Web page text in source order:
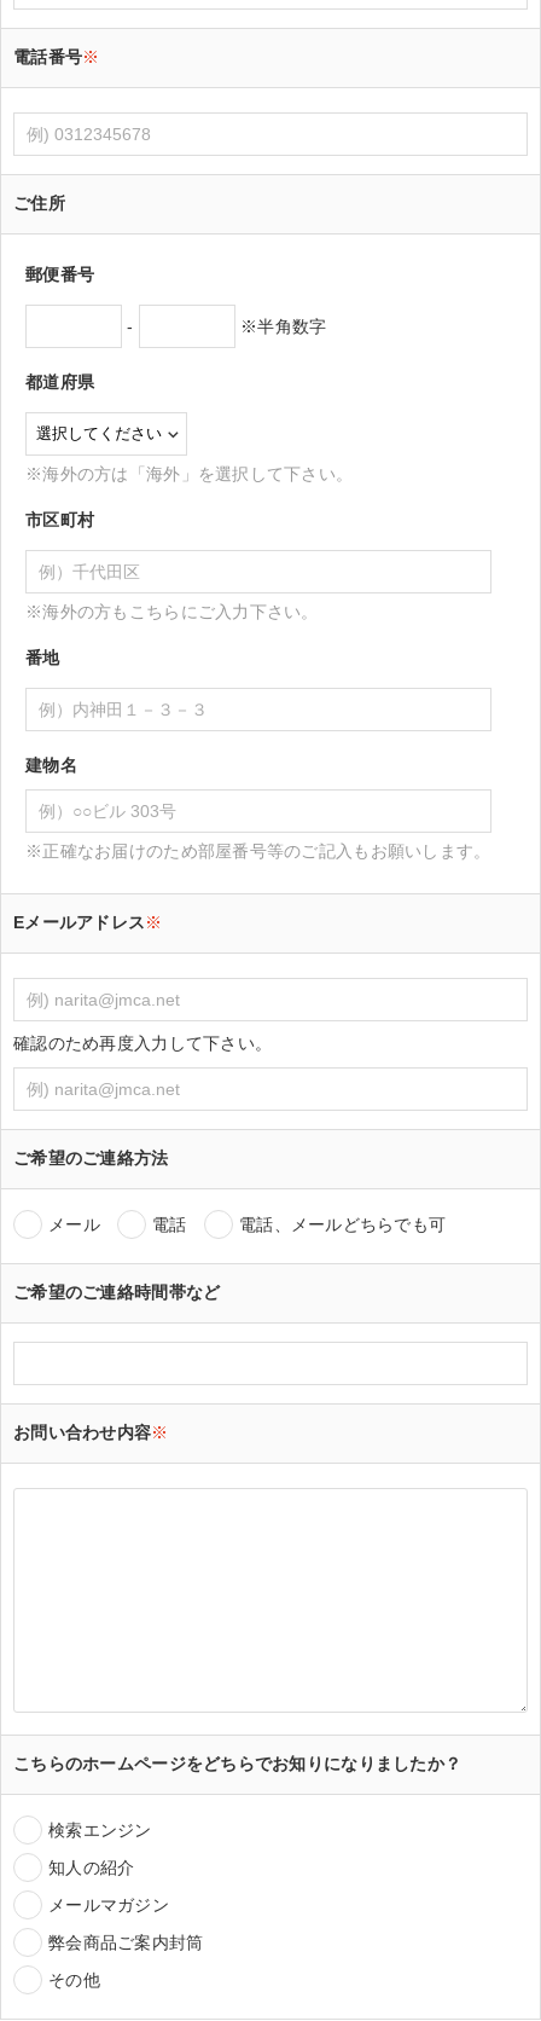
電話番号※
ご住所
郵便番号
- ※半角数字
都道府県
※海外の方は「海外」を選択して下さい。
市区町村
※海外の方もこちらにご入力下さい。
番地
建物名
※正確なお届けのため部屋番号等のご記入もお願いします。
Eメールアドレス※
確認のため再度入力して下さい。
ご希望のご連絡方法
メール 電話 電話、メールどちらでも可
ご希望のご連絡時間帯など
お問い合わせ内容※
こちらのホームページをどちらでお知りになりましたか？
検索エンジン
知人の紹介
メールマガジン
弊会商品ご案内封筒
その他